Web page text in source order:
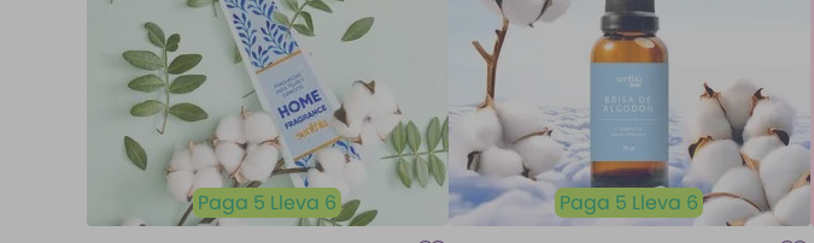
Paga 5 Lleva 6 Paga 5 Lleva 6